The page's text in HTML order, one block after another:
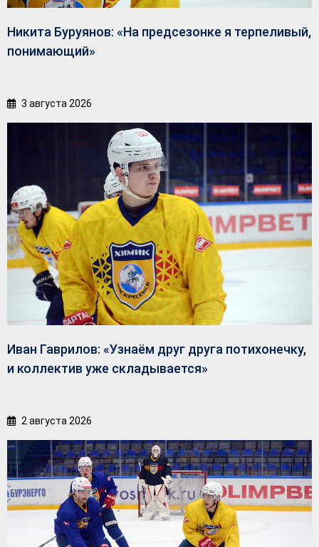
Никита Буруянов: «На предсезонке я терпеливый,
понимающий»
3 августа 2026
Иван Гаврилов: «Узнаём друг друга потихонечку,
и коллектив уже складывается»
2 августа 2026